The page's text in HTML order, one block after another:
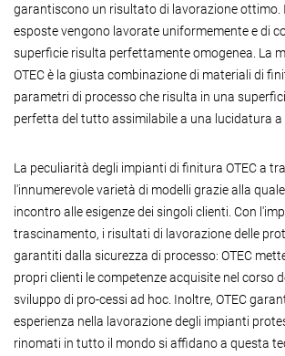
garantiscono un risultato di lavorazione ottimo.
esposte vengono lavorate uniformemente e di
superficie risulta perfettamente omogenea. La
OTEC è la giusta combinazione di materiali di
parametri di processo che risulta in una
perfetta del tutto assimilabile a una lucidatura a
La peculiarità degli impianti di finitura OTEC a
l'innumerevole varietà di modelli grazie alla
incontro alle esigenze dei singoli clienti. Con
trascinamento, i risultati di lavorazione delle
garantiti dalla sicurezza di processo: OTEC
propri clienti le competenze acquisite nel corso
sviluppo di pro-cessi ad hoc. Inoltre, OTEC
esperienza nella lavorazione degli impianti
rinomati in tutto il mondo si affidano a questa